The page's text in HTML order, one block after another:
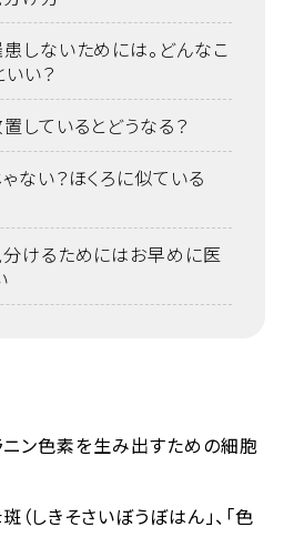
しないためには。どんなこ
い？
しているとどうなる？
ない？ほくろに似ている
分けるためにはお早めに医
ニン色素を生み出すための細胞
しきそさいぼうぼはん」、「色